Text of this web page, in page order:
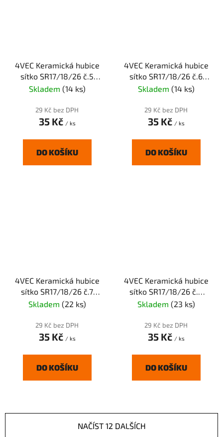
4VEC Keramická hubice
sítko SR17/18/26 č.5
8mm sítko
Skladem (14 ks)
29 Kč bez DPH
35 Kč / ks
DO KOŠÍKU
4VEC Keramická hubice
sítko SR17/18/26 č.6
9,5mm sítko
Skladem (14 ks)
29 Kč bez DPH
35 Kč / ks
DO KOŠÍKU
4VEC Keramická hubice
sítko SR17/18/26 č.7
11,0mm sítko
Skladem (22 ks)
29 Kč bez DPH
35 Kč / ks
DO KOŠÍKU
4VEC Keramická hubice
sítko SR17/18/26 č.8
12,5mm sítko
Skladem (23 ks)
29 Kč bez DPH
35 Kč / ks
DO KOŠÍKU
NAČÍST 12 DALŠÍCH